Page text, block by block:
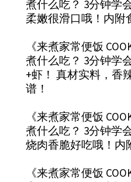
煮什么吃？ 3分钟学
柔嫩很滑口哦！内附
《来煮家常便饭
煮什么吃？ 3分钟学
+虾！ 真材实料，香
谱！
《来煮家常便饭
煮什么吃？ 3分钟学
烧肉香脆好吃哦！内
《来煮家常便饭